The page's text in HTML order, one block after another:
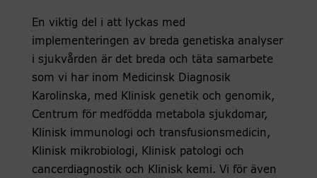
En viktig del i att lyckas med
implementeringen av breda genetiska analyser
i sjukvården är det breda och täta samarbete
som vi har inom Medicinsk Diagnosik
Karolinska, med Klinisk genetik och genomik,
Centrum för medfödda metabola sjukdomar,
Klinisk immunologi och transfusionsmedicin,
Klinisk mikrobiologi, Klinisk patologi och
cancerdiagnostik och Klinisk kemi. Vi för även